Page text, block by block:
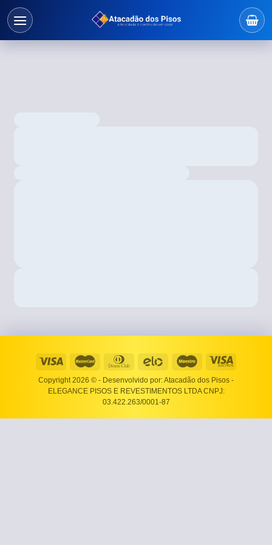
Copyright 2026 © - Desenvolvido por: Atacadão dos Pisos -
ELEGANCE PISOS E REVESTIMENTOS LTDA CNPJ:
03.422.263/0001-87